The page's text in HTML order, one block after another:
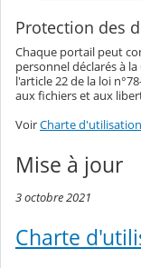
Protection des
Chaque portail peut
personnel déclarés à
l'article 22 de la loi
aux fichiers et aux
VoirCharte d'utilisation
Mise à jour
3 octobre 2021
Charte